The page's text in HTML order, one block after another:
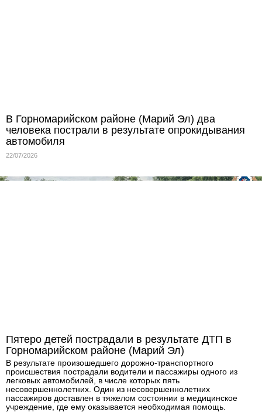
В Горномарийском районе (Марий Эл) два
человека пострали в результате опрокидывания
автомобиля
22/07/2026
Пятеро детей пострадали в результате ДТП в
Горномарийском районе (Марий Эл)
В результате произошедшего дорожно-транспортного
происшествия пострадали водители и пассажиры одного из
легковых автомобилей, в числе которых пять
несовершеннолетних. Один из несовершеннолетних
пассажиров доставлен в тяжелом состоянии в медицинское
учреждение, где ему оказывается необходимая помощь.